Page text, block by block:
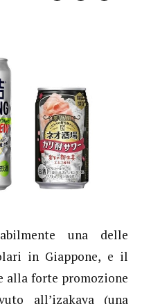
una delle
in Giappone, e il
alla forte promozione
all’izakaya (una